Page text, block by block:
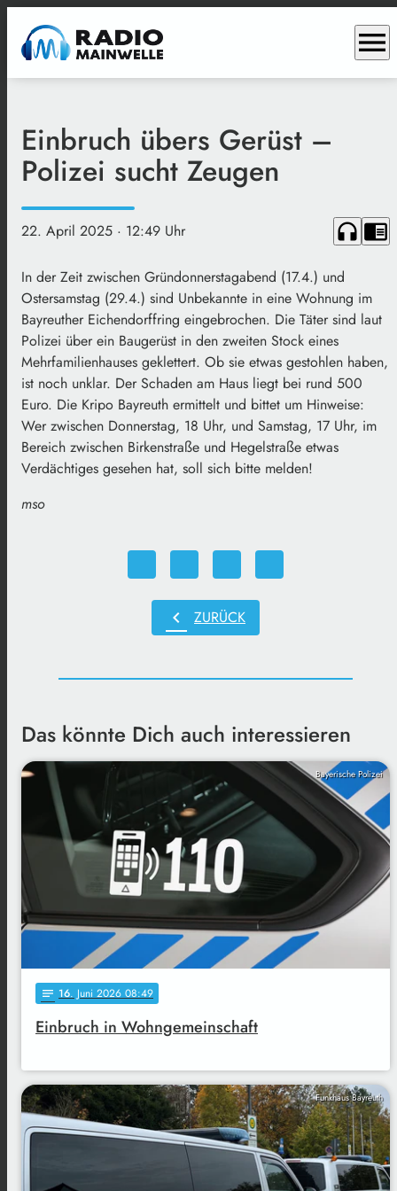
menu
Einbruch übers Gerüst –
Polizei sucht Zeugen
22. April 2025 · 12:49 Uhr headphones chrome_reader_mode
In der Zeit zwischen Gründonnerstagabend (17.4.) und
Ostersamstag (29.4.) sind Unbekannte in eine Wohnung im
Bayreuther Eichendorffring eingebrochen. Die Täter sind laut
Polizei über ein Baugerüst in den zweiten Stock eines
Mehrfamilienhauses geklettert. Ob sie etwas gestohlen haben,
ist noch unklar. Der Schaden am Haus liegt bei rund 500
Euro. Die Kripo Bayreuth ermittelt und bittet um Hinweise:
Wer zwischen Donnerstag, 18 Uhr, und Samstag, 17 Uhr, im
Bereich zwischen Birkenstraße und Hegelstraße etwas
Verdächtiges gesehen hat, soll sich bitte melden!
mso
chevron_left ZURÜCK
Das könnte Dich auch interessieren
Bayerische Polizei
notes 16. Juni 2026 08:49
Einbruch in Wohngemeinschaft
Funkhaus Bayreuth